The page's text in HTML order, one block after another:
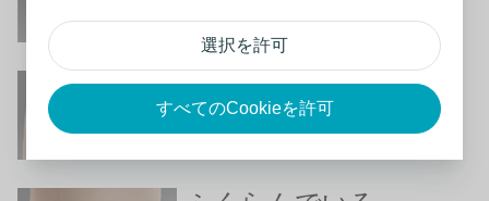
選択を許可
すべてのCookieを許可
へこんでいる